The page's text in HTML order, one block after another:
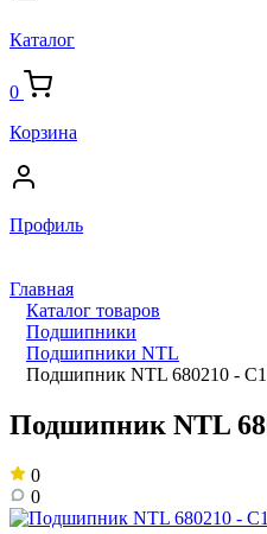
Каталог
0
Корзина
Профиль
Главная
Каталог товаров
Подшипники
Подшипники NTL
Подшипник NTL 680210 -
Подшипник NTL
0
0